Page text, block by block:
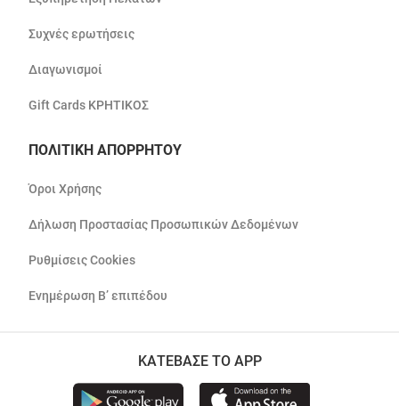
Συχνές ερωτήσεις
Διαγωνισμοί
Gift Cards ΚΡΗΤΙΚΟΣ
ΠΟΛΙΤΙΚΗ ΑΠΟΡΡΗΤΟΥ
Όροι Χρήσης
Δήλωση Προστασίας Προσωπικών Δεδομένων
Ρυθμίσεις Cookies
Ενημέρωση Β’ επιπέδου
ΚΑΤΕΒΑΣΕ ΤΟ APP